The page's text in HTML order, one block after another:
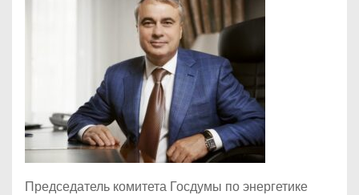
Председатель комитета Госдумы по энергетике